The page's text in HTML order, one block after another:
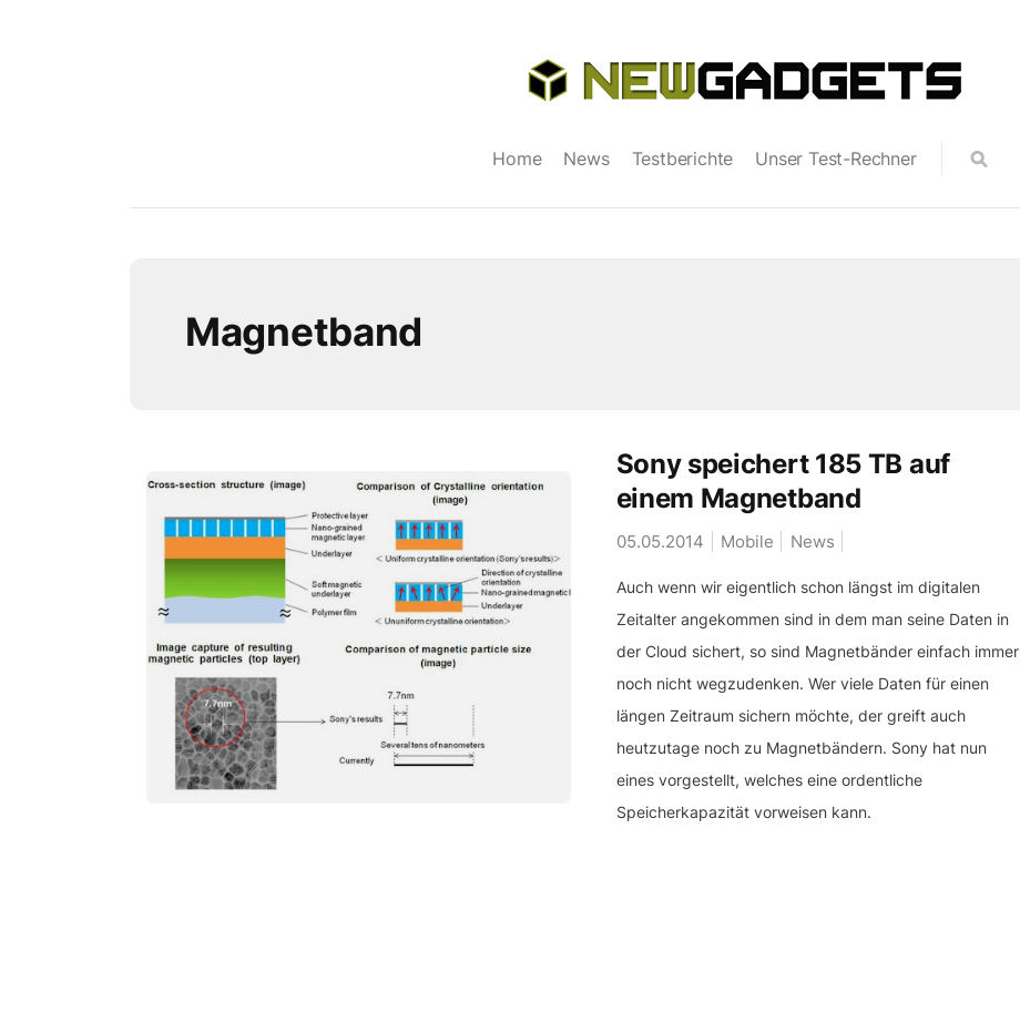
Home News Testberichte Unser Test-Rechner
Magnetband
Sony speichert 185 TB auf
einem Magnetband
05.05.2014 Mobile News
Auch wenn wir eigentlich schon längst im digitalen
Zeitalter angekommen sind in dem man seine Daten in
der Cloud sichert, so sind Magnetbänder einfach immer
noch nicht wegzudenken. Wer viele Daten für einen
längen Zeitraum sichern möchte, der greift auch
heutzutage noch zu Magnetbändern. Sony hat nun
eines vorgestellt, welches eine ordentliche
Speicherkapazität vorweisen kann.